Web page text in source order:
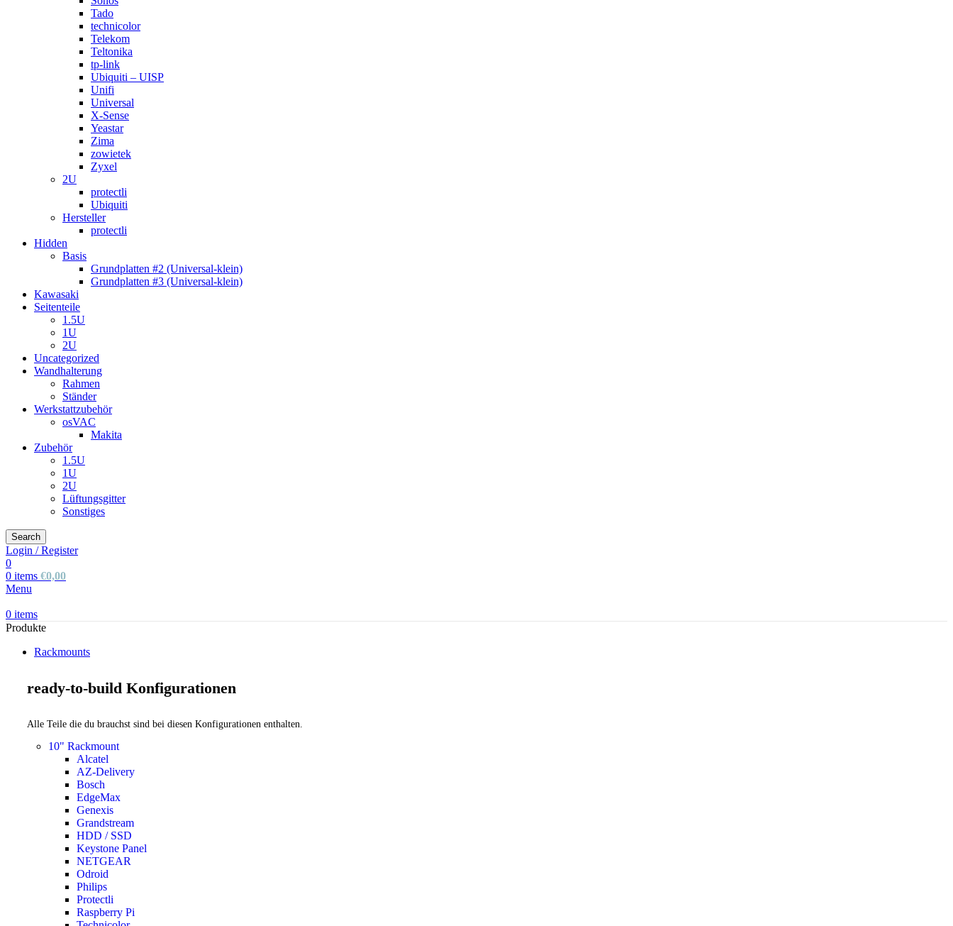
Tado
technicolor
Telekom
Teltonika
tp-link
Ubiquiti – UISP
Unifi
Universal
X-Sense
Yeastar
Zima
zowietek
Zyxel
2U
protectli
Ubiquiti
Hersteller
protectli
Hidden
Basis
Grundplatten #2 (Universal-klein)
Grundplatten #3 (Universal-klein)
Kawasaki
Seitenteile
1.5U
1U
2U
Uncategorized
Wandhalterung
Rahmen
Ständer
Werkstattzubehör
osVAC
Makita
Zubehör
1.5U
1U
2U
Lüftungsgitter
Sonstiges
Search
Login / Register
0
0 items €0,00
Menu
0 items
Produkte
Rackmounts
ready-to-build Konfigurationen
Alle Teile die du brauchst sind bei diesen Konfigurationen enthalten.
10" Rackmount
Alcatel
AZ-Delivery
Bosch
EdgeMax
Genexis
Grandstream
HDD / SSD
Keystone Panel
NETGEAR
Odroid
Philips
Protectli
Raspberry Pi